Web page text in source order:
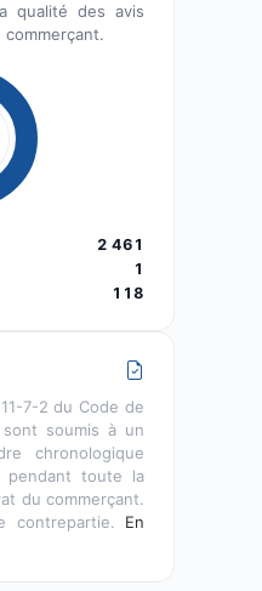
qualité des avis
2 461
1
118
7-2 du Code de
sont soumis à un
chronologique
pendant toute la
du commerçant.
contrepartie. En